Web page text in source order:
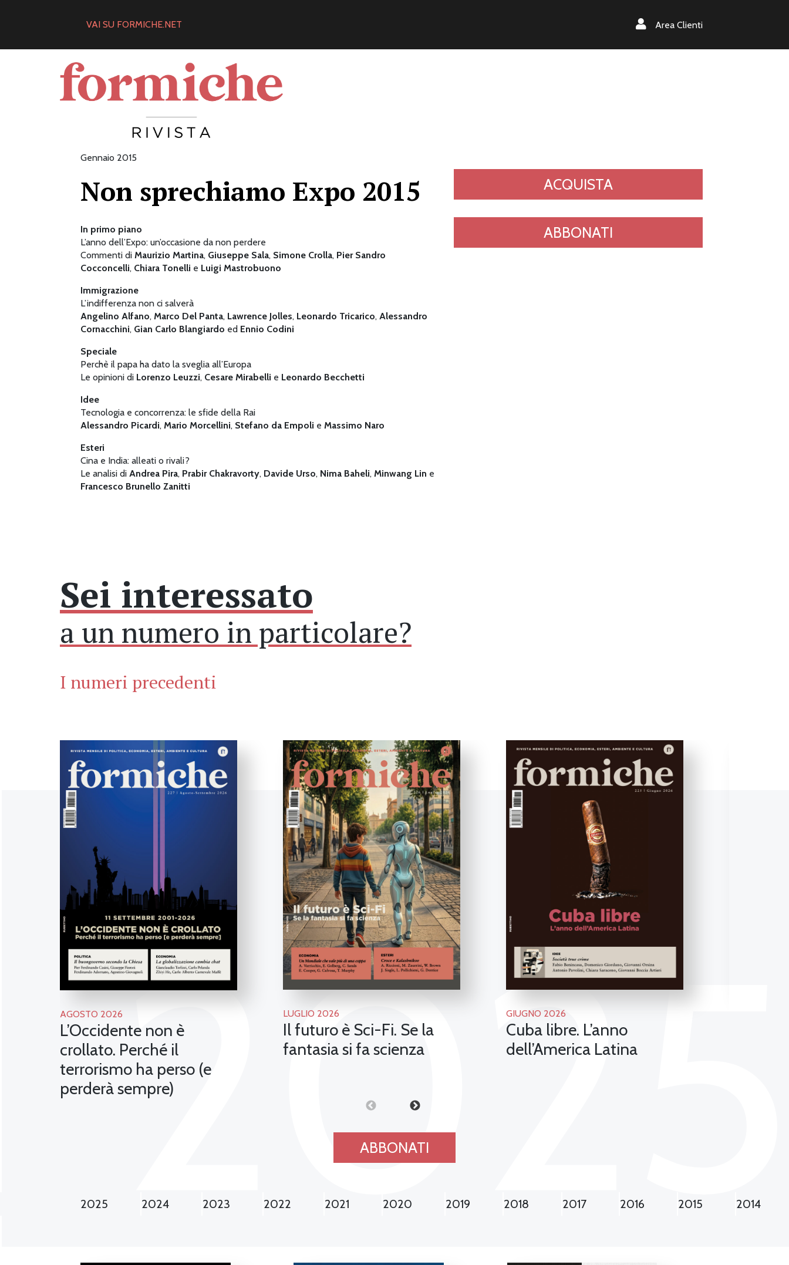
VAI SU FORMICHE.NET Area Clienti
Gennaio 2015
Non sprechiamo Expo 2015
In primo piano
L’anno dell’Expo: un’occasione da non perdere
Commenti di Maurizio Martina, Giuseppe Sala, Simone Crolla, Pier Sandro
Cocconcelli, Chiara Tonelli e Luigi Mastrobuono
Immigrazione
L’indifferenza non ci salverà
Angelino Alfano, Marco Del Panta, Lawrence Jolles, Leonardo Tricarico, Alessandro
Cornacchini, Gian Carlo Blangiardo ed Ennio Codini
Speciale
Perchè il papa ha dato la sveglia all’Europa
Le opinioni di Lorenzo Leuzzi, Cesare Mirabelli e Leonardo Becchetti
Idee
Tecnologia e concorrenza: le sfide della Rai
Alessandro Picardi, Mario Morcellini, Stefano da Empoli e Massimo Naro
Esteri
Cina e India: alleati o rivali?
Le analisi di Andrea Pira, Prabir Chakravorty, Davide Urso, Nima Baheli, Minwang Lin e
Francesco Brunello Zanitti
ACQUISTA
ABBONATI
Sei interessato
a un numero in particolare?
I numeri precedenti
AGOSTO 2026
L’Occidente non è
crollato. Perché il
terrorismo ha perso (e
perderà sempre)
LUGLIO 2026
Il futuro è Sci-Fi. Se la
fantasia si fa scienza
GIUGNO 2026
Cuba libre. L’anno
dell’America Latina
ABBONATI
2025 2024 2023 2022 2021 2020 2019 2018 2017 2016 2015 2014